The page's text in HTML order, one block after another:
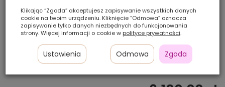
chocolate/mix
caramel/mix
Ilość szt.:
Klikając “Zgoda” akceptujesz zapisywanie wszystkich danych
cookie na twoim urządzeniu. Kliknięcie “Odmowa” oznacza
zapisywanie tylko danych niezbędnych do funkcjonowania
strony. Więcej informacji o cookie w polityce prywatności.
Ustawienia Odmowa Zgoda